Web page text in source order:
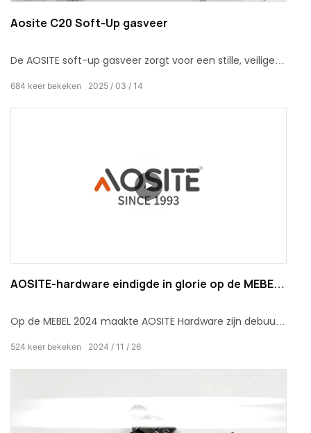
Aosite C20 Soft-Up gasveer
De AOSITE soft-up gasveer zorgt voor een stille, veilige
2025 03 14
684 keer bekeken
AOSITE-hardware eindigde in glorie op de MEBEL
Op de MEBEL 2024 maakte AOSITE Hardware zijn debuut
2024 11 26
524 keer bekeken